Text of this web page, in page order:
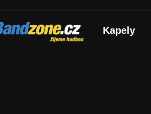
hudbou Kapely